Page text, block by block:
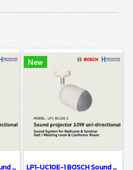
LP1-UC20E-1 BOSCH Sound projector, 20W, uni-directional / Sound System for Ballroom & Seminar Hall / Meeting room & Conference Room
New
LP1-UC10E-1 BOSCH Sound projector, 10W, uni-directional / Sound System for Ballroom & Seminar Hall / Meeting room & Conference Room